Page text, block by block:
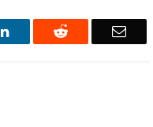
LinkedIn Reddit Email